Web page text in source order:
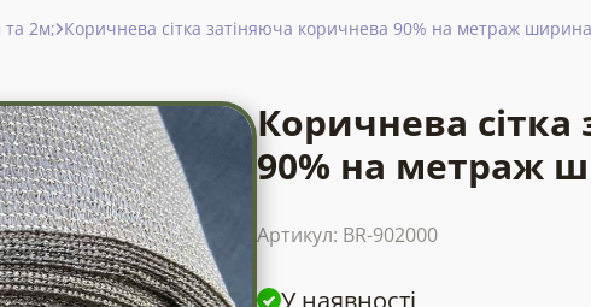
та 2м; Коричнева сітка затіняюча коричнева 90% на метраж
Коричнева
90% на метраж
Артикул: BR-902000
У наявності